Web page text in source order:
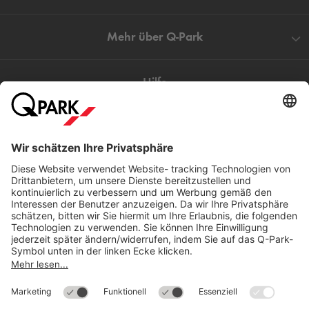
Mehr über Q-Park
Hilfe
Download
Cookie Informationen